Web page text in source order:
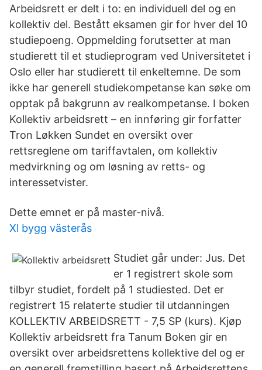
Arbeidsrett er delt i to: en individuell del og en
kollektiv del. Bestått eksamen gir for hver del 10
studiepoeng. Oppmelding forutsetter at man
studierett til et studieprogram ved Universitetet i
Oslo eller har studierett til enkeltemne. De som
ikke har generell studiekompetanse kan søke om
opptak på bakgrunn av realkompetanse. I boken
Kollektiv arbeidsrett – en innføring gir forfatter
Tron Løkken Sundet en oversikt over
rettsreglene om tariffavtalen, om kollektiv
medvirkning og om løsning av retts- og
interessetvister.
Dette emnet er på master-nivå.
Xl bygg västerås
Studiet går under: Jus. Det
er 1 registrert skole som
tilbyr studiet, fordelt på 1 studiested. Det er
registrert 15 relaterte studier til utdanningen
KOLLEKTIV ARBEIDSRETT - 7,5 SP (kurs). Kjøp
Kollektiv arbeidsrett fra Tanum Boken gir en
oversikt over arbeidsrettens kollektive del og er